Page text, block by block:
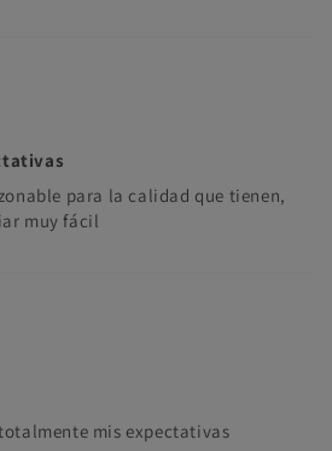
para la calidad que tienen,
muy fácil
mis expectativas